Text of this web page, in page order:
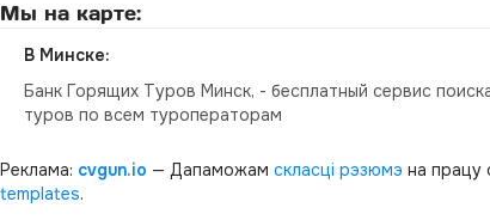
Мы на карте:
В Минске:
Банк Горящих Туров Минск, - бесплатный сервис
туров по всем туроператорам
Реклама: cvgun.io — Дапаможам скласці рэзюмэ на працу
templates.